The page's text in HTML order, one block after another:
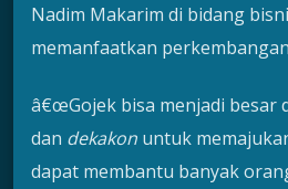
Nadim Makarim di bidang
memanfaatkan
â€œGojek bisa menjadi besar
dan dekakon untuk
dapat membantu banyak